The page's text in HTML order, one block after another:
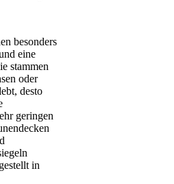
besonders
eine
stammen
oder
desto
geringen
in